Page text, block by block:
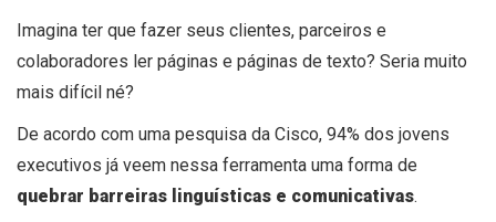
Imagina ter que fazer seus clientes, parceiros e
colaboradores ler páginas e páginas de texto? Seria muito
mais difícil né?
De acordo com uma pesquisa da Cisco, 94% dos jovens
executivos já veem nessa ferramenta uma forma de
quebrar barreiras linguísticas e comunicativas.